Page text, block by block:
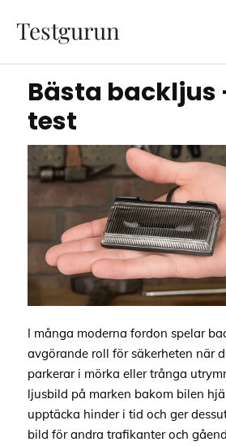
Testgurun
24/11/2025
Bästa backljus
test
I många moderna fordon spelar
avgörande roll för säkerheten när
parkerar i mörka eller trånga
ljusbild på marken bakom bilen
upptäcka hinder i tid och ger
bild för andra trafikanter och